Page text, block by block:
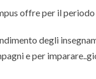
offre per il
degli
e per